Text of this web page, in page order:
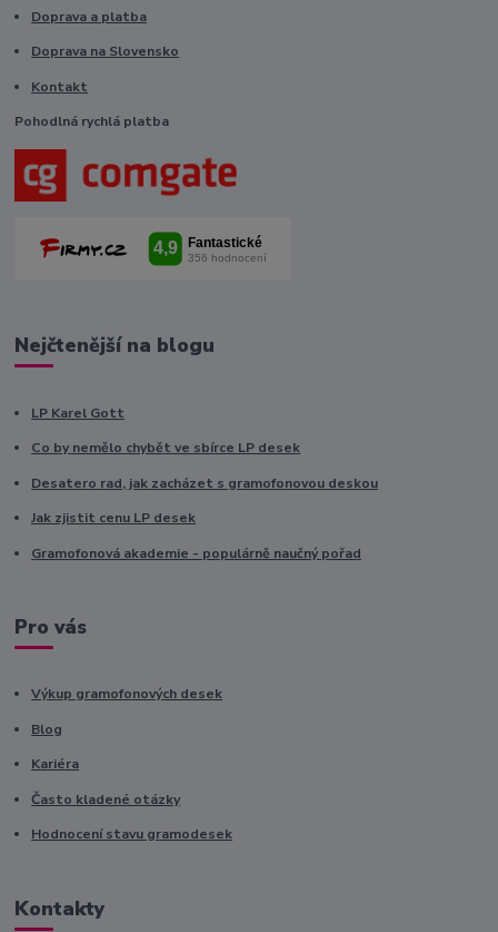
Doprava a platba
Doprava na Slovensko
Kontakt
Pohodlná rychlá platba
Nejčtenější na blogu
LP Karel Gott
Co by nemělo chybět ve sbírce LP desek
Desatero rad, jak zacházet s gramofonovou deskou
Jak zjistit cenu LP desek
Gramofonová akademie - populárně naučný pořad
Pro vás
Výkup gramofonových desek
Blog
Kariéra
Často kladené otázky
Hodnocení stavu gramodesek
Kontakty